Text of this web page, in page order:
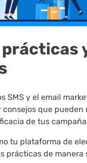
SMS y el email
que pueden
de tus
tu plataforma de
prácticas de manera